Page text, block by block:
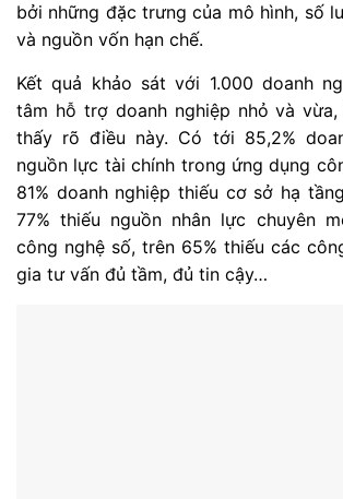
bởi những đặc trưng của mô hình, số
và nguồn vốn hạn chế.
Kết quả khảo sát với 1.000 doanh
tâm hỗ trợ doanh nghiệp nhỏ và vừa,
thấy rõ điều này. Có tới 85,2%
nguồn lực tài chính trong ứng dụng
81% doanh nghiệp thiếu cơ sở hạ
77% thiếu nguồn nhân lực chuyên
công nghệ số, trên 65% thiếu các
gia tư vấn đủ tầm, đủ tin cậy…